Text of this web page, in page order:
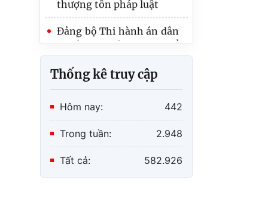
Đảng bộ Thi hành án dân
chức thành công Đại hội
nhiệm kỳ 2025 - 2030
Thống kê truy cập
Hôm nay: 442
Trong tuần: 2.948
Tất cả: 582.926